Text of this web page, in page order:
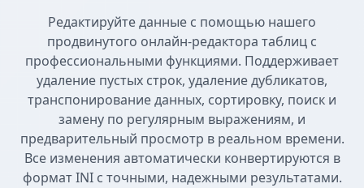
Редактируйте данные с помощью нашего
продвинутого онлайн-редактора таблиц с
профессиональными функциями. Поддерживает
удаление пустых строк, удаление дубликатов,
транспонирование данных, сортировку, поиск и
замену по регулярным выражениям, и
предварительный просмотр в реальном времени.
Все изменения автоматически конвертируются в
формат INI с точными, надежными результатами.